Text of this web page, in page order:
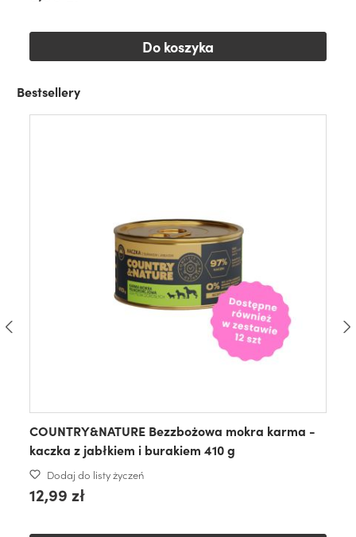
Do koszyka
Bestsellery
COUNTRY&NATURE Bezzbożowa mokra karma -
kaczka z jabłkiem i burakiem 410 g
Dodaj do listy życzeń
12,99 zł